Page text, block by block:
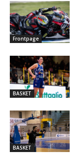
Frontpage
BASKET
BASKET